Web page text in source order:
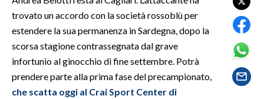
SALUTE
trovato un accordo con la società rossoblù per
estendere la sua permanenza in Sardegna, dopo la
scorsa stagione contrassegnata dal grave
infortunio al ginocchio di fine settembre. Potrà
prendere parte alla prima fase del precampionato,
che scatta oggi al Crai Sport Center di